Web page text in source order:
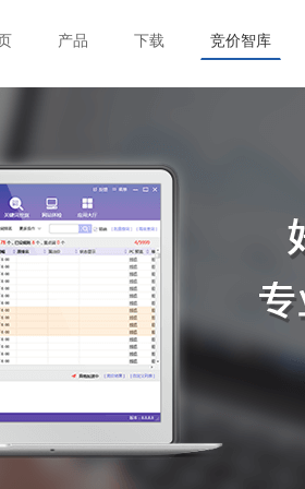
产品 下载 竞价智库